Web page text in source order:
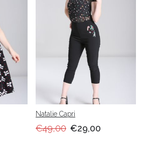
Natalie Capri
€49,00 €29,00